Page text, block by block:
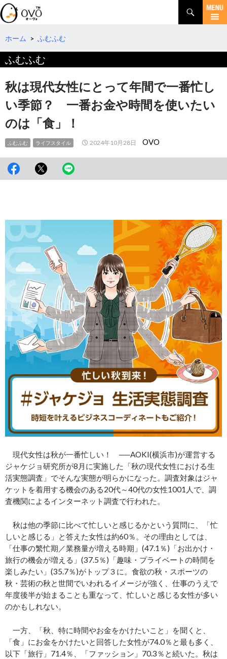
検
索
コ
テ
へ
移
動
ホーム > ふむふむ
ふむふむ
秋は現代女性にとって年間で一番忙し
い季節？ 一番お金や時間を使いたい
のは「食」！
ふむふむ ライフスタイル 2024年10月28日 OVO
現代女性は秋が一番忙しい！ ──AOKI(横浜市)が運営する
ジャケジョ研究所が8月に実施した「秋の現代女性における生
活実態調査」でそんな実態が明らかになった。調査対象はジャ
ケットを着用する機会のある20代～40代の女性1001人で、調
査機関によるインターネット調査で行われた。
秋は他の季節に比べて忙しいと感じるかという質問に、「忙
しいと感じる」と答えた女性は約60％。その理由としては、
「仕事の繁忙期／業務量が増える時期」(47.1％)「お出かけ・
旅行の機会が増える」(37.5％)「趣味・プライベートの時間を
楽しみたい」(35.7％)がトップ３に。食欲の秋・スポーツの
秋・芸術の秋と世間でいわれるイメージが強く、仕事のうえで
年度後半が始まることも重なって、忙しいと感じる女性が多い
のかもしれない。
一方、「秋、特に時間やお金をかけたいこと」を聞くと、
「食」にお金をかけたいと回答した女性が74.0％と最も多く、
以下「旅行」71.4％、「ファッション」70.3％と続いた。秋は